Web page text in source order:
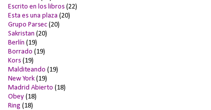
Escrito en los libros (22)
Esta es una plaza (20)
Grupo Parsec (20)
Sakristan (20)
Berlín (19)
Borrado (19)
Kors (19)
Malditeando (19)
New York (19)
Madrid Abierto (18)
Obey (18)
Ring (18)